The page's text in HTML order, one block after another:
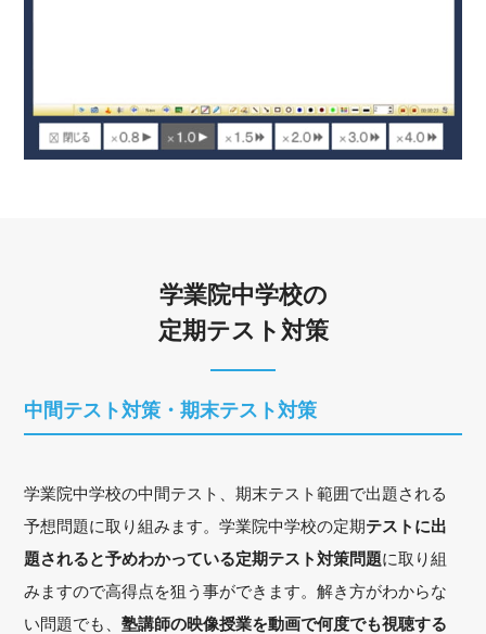
学業院中学校の
定期テスト対策
中間テスト対策・期末テスト対策
学業院中学校の中間テスト、期末テスト範囲で出題される
予想問題に取り組みます。学業院中学校の定期テストに出
題されると予めわかっている定期テスト対策問題に取り組
みますので高得点を狙う事ができます。解き方がわからな
い問題でも、塾講師の映像授業を動画で何度でも視聴する